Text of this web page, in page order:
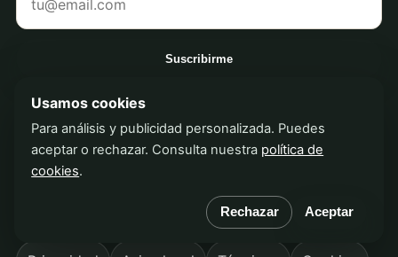
Suscribirme
Erick Navarro
Tendencias virales, estilo, creatividad y cultura visual
desde México para Latinoamérica.
Usamos cookies
Para análisis y publicidad personalizada. Puedes
aceptar o rechazar. Consulta nuestra política de
cookies.
Rechazar Aceptar